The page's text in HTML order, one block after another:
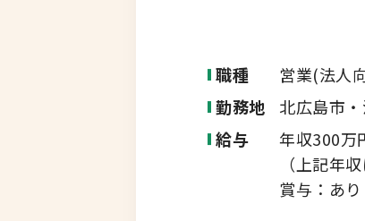
道南エリア
フルリモート
北海道以外
職種
営業(法人
勤務地
北広島市
給与
年収300万
（上記年
賞与：あ